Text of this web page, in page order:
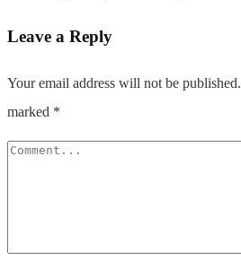
Leave a Reply
Your email address will not be published.
marked *